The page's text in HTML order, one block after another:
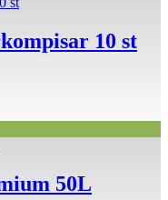
10 st
50L